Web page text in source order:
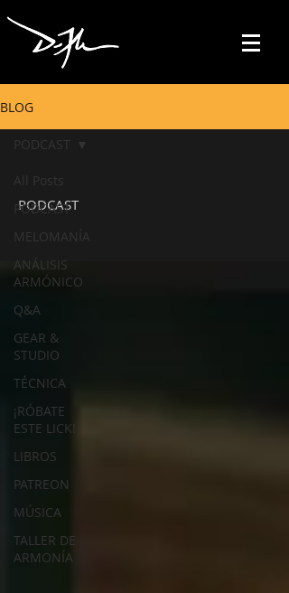
BLOG
All Posts
PODCAST
MELOMANÍA
ANÁLISIS
ARMÓNICO
Q&A
GEAR &
STUDIO
TÉCNICA
¡RÓBATE
ESTE LICK!
LIBROS
PATREON
MÚSICA
TALLER DE
ARMONÍA
PODCAST
PODCAST